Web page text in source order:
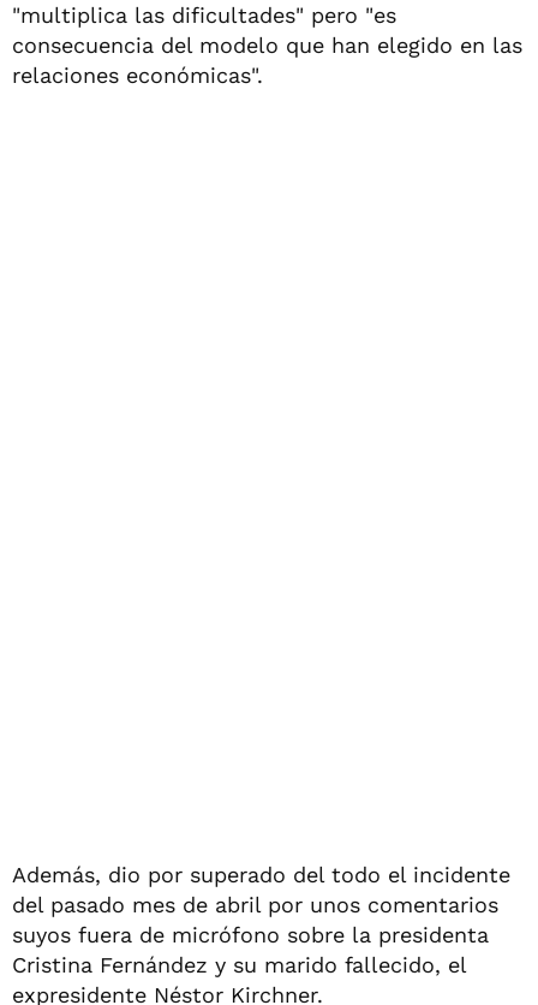
"multiplica las dificultades" pero "es
consecuencia del modelo que han elegido en las
relaciones económicas".
Además, dio por superado del todo el incidente
del pasado mes de abril por unos comentarios
suyos fuera de micrófono sobre la presidenta
Cristina Fernández y su marido fallecido, el
expresidente Néstor Kirchner.